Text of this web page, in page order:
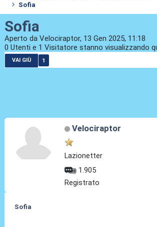
Sofia
Sofia
Aperto da Velociraptor, 13 Gen 2025, 11:18
0 Utenti e 1 Visitatore stanno visualizzando
VAI GIÙ 1
Velociraptor
Lazionetter
1.905
Registrato
Sofia